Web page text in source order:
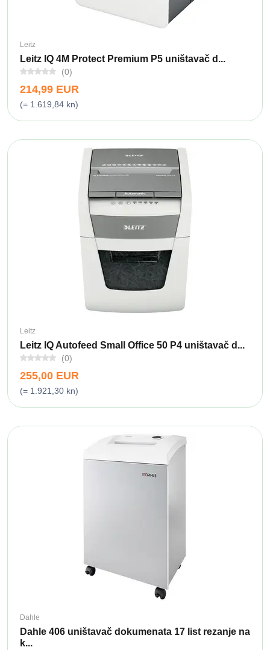
Leitz
Leitz IQ 4M Protect Premium P5 uništavač d...
(0)
214,99 EUR
(= 1.619,84 kn)
Leitz
Leitz IQ Autofeed Small Office 50 P4 uništavač d...
(0)
255,00 EUR
(= 1.921,30 kn)
Dahle
Dahle 406 uništavač dokumenata 17 list rezanje na
k...